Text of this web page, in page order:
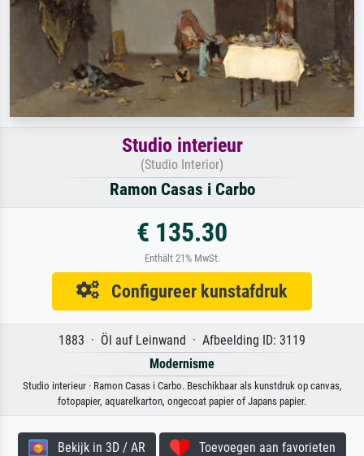
Studio interieur
(Studio Interior)
Ramon Casas i Carbo
€ 135.30
Enthält 21% MwSt.
Configureer kunstafdruk
1883 · Öl auf Leinwand · Afbeelding ID: 3119
Modernisme
Studio interieur · Ramon Casas i Carbo. Beschikbaar als kunstdruk op canvas,
fotopapier, aquarelkarton, ongecoat papier of Japans papier.
Bekijk in 3D / AR Toevoegen aan favorieten